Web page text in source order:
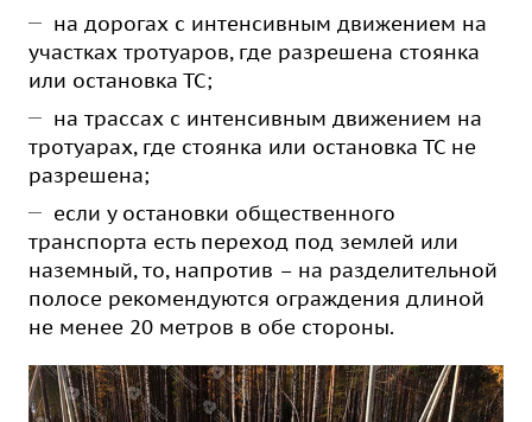
на дорогах с интенсивным движением на
участках тротуаров, где разрешена стоянка
или остановка ТС;
на трассах с интенсивным движением на
тротуарах, где стоянка или остановка ТС не
разрешена;
если у остановки общественного
транспорта есть переход под землей или
наземный, то, напротив – на разделительной
полосе рекомендуются ограждения длиной
не менее 20 метров в обе стороны.